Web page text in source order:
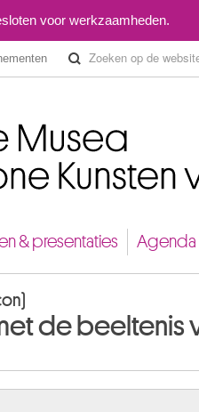
voor werkzaamheden.
& presentaties Agenda
de beeltenis